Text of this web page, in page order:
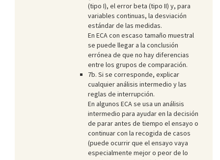
(tipo I), el error beta (tipo II) y, para
variables continuas, la desviación
estándar de las medidas.
En ECA con escaso tamaño muestral
se puede llegar a la conclusión
errónea de que no hay diferencias
entre los grupos de comparación.
7b. Si se corresponde, explicar
cualquier análisis intermedio y las
reglas de interrupción.
En algunos ECA se usa un análisis
intermedio para ayudar en la decisión
de parar antes de tiempo el ensayo o
continuar con la recogida de casos
(puede ocurrir que el ensayo vaya
especialmente mejor o peor de lo